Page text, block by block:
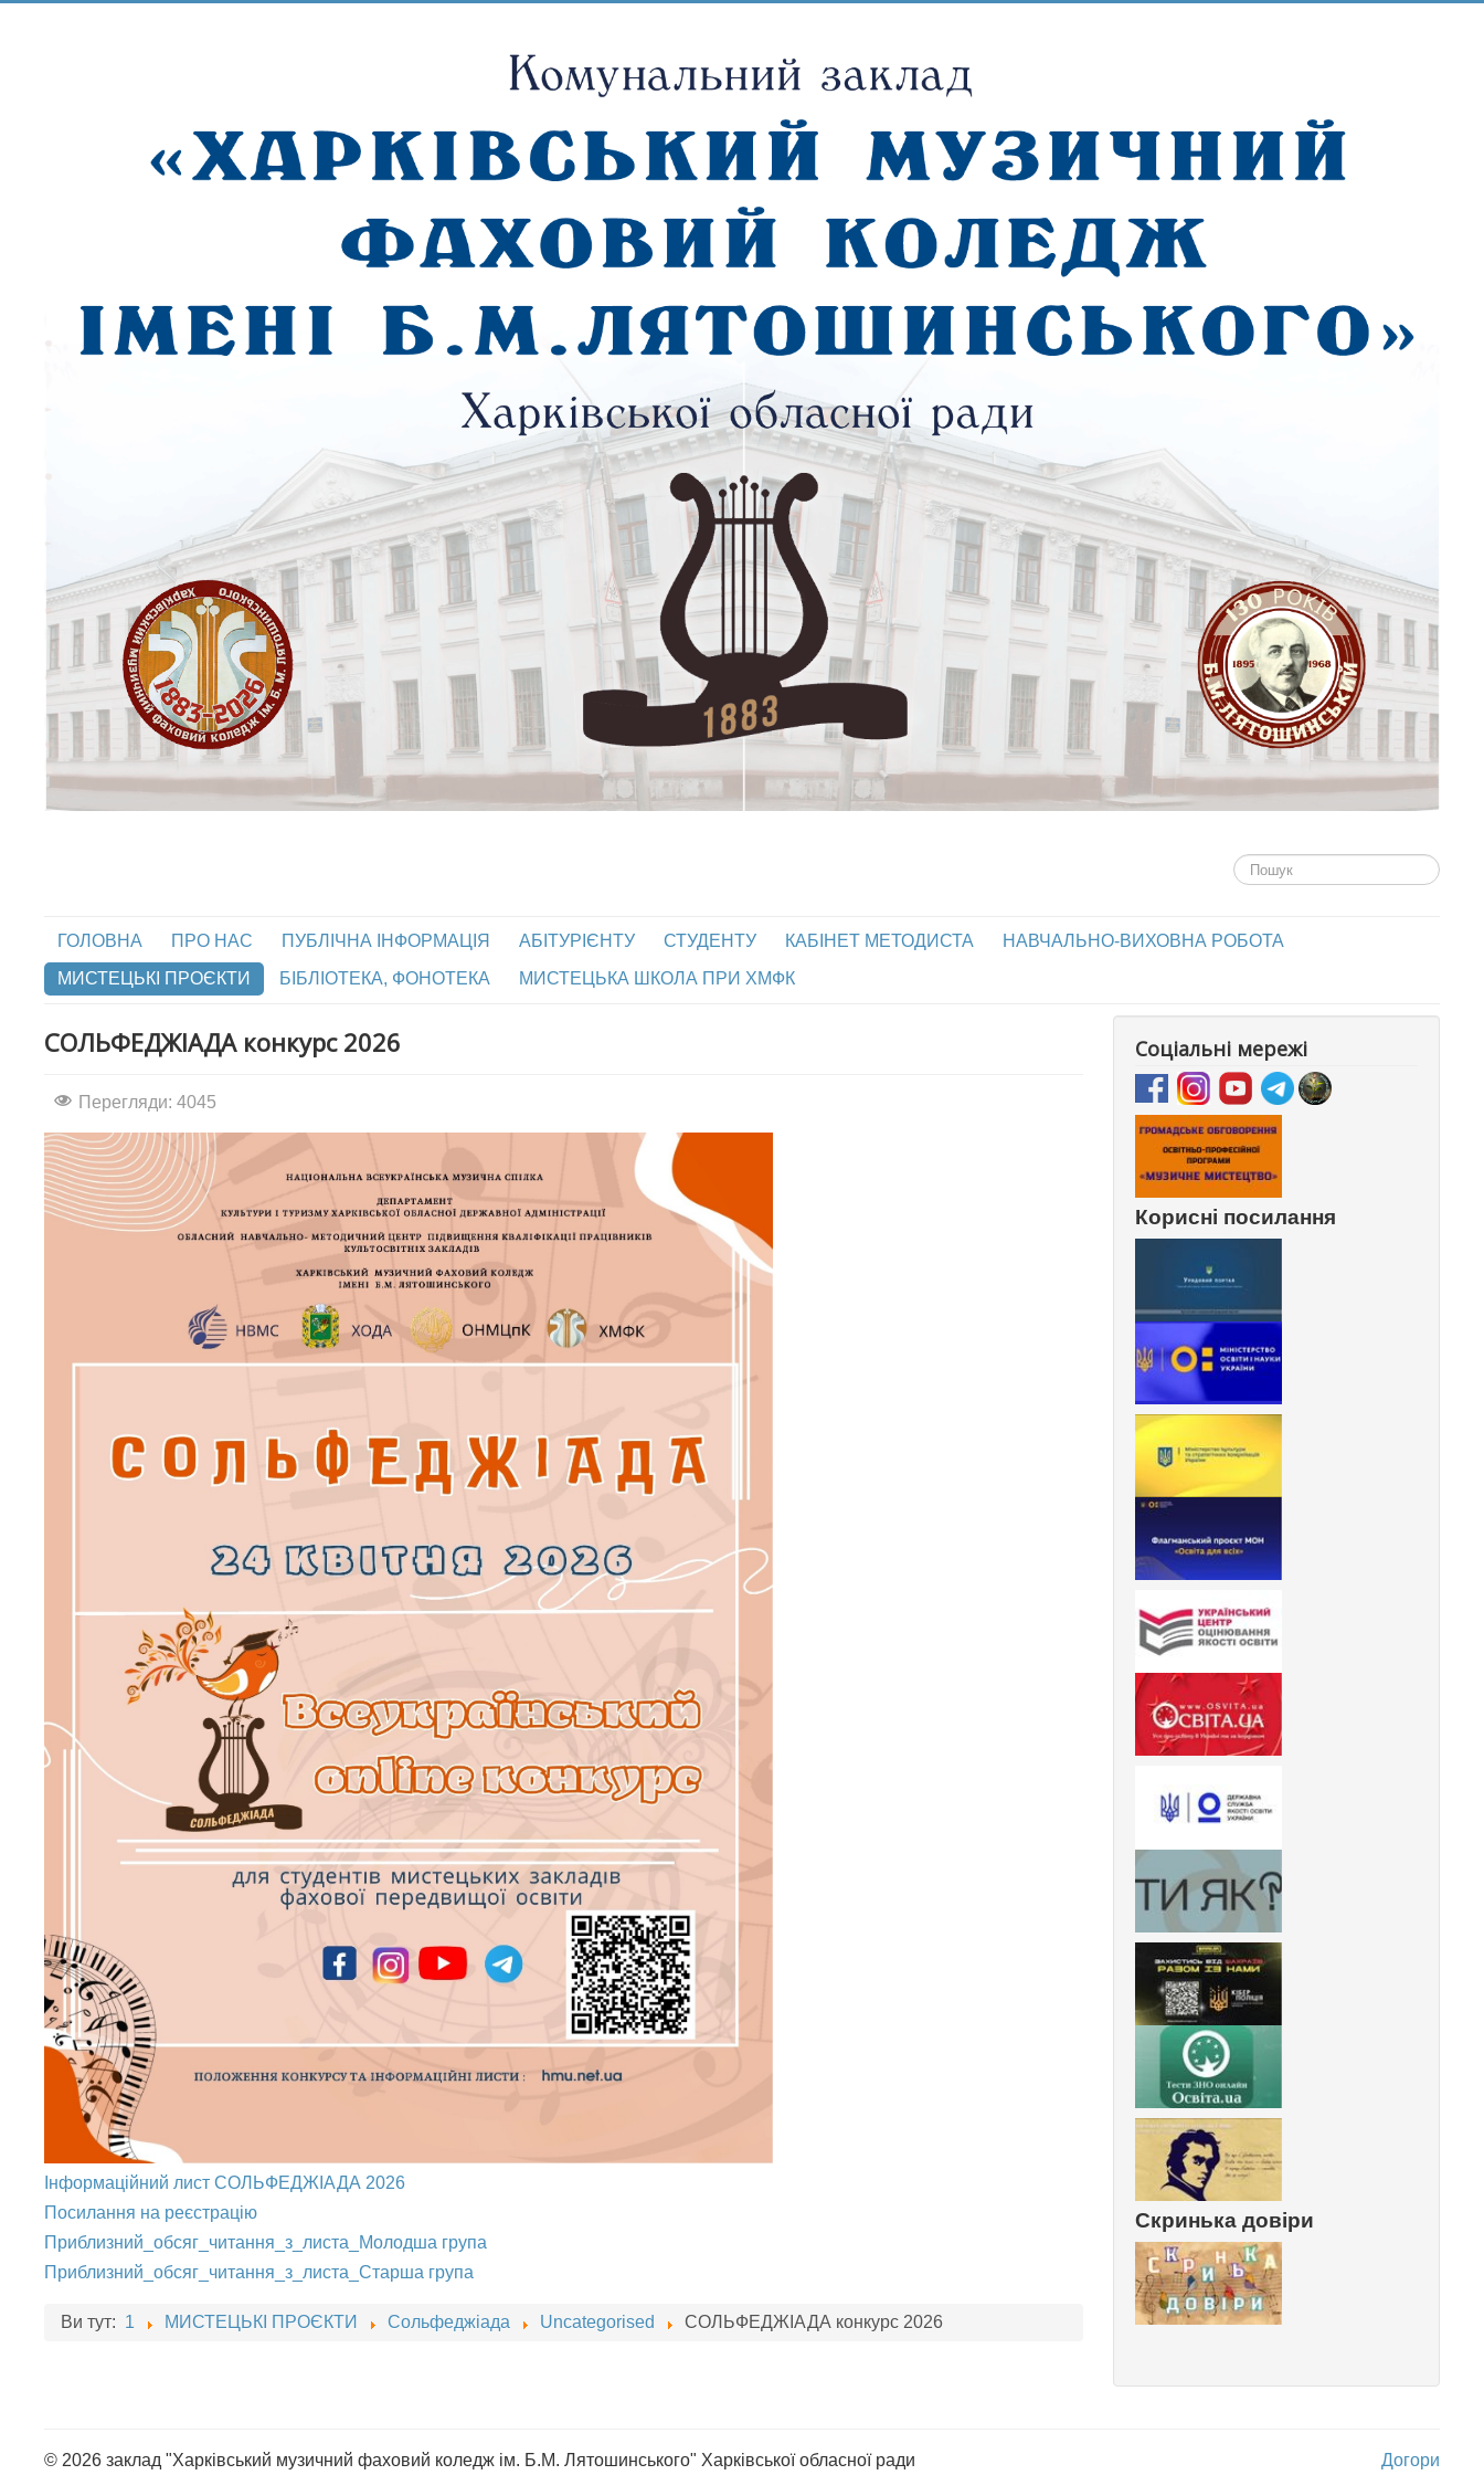
Пошук...
ГОЛОВНА ПРО НАС ПУБЛІЧНА ІНФОРМАЦІЯ АБІТУРІЄНТУ СТУДЕНТУ КАБІНЕТ МЕТОДИСТА
НАВЧАЛЬНО-ВИХОВНА РОБОТА
МИСТЕЦЬКІ ПРОЄКТИ
БІБЛІОТЕКА, ФОНОТЕКА МИСТЕЦЬКА ШКОЛА ПРИ ХМФК
СОЛЬФЕДЖІАДА конкурс 2026
Перегляди: 4045
Інформаційний лист СОЛЬФЕДЖІАДА 2026
Посилання на реєстрацію
Приблизний_обсяг_читання_з_листа_Молодша група
Приблизний_обсяг_читання_з_листа_Старша група
Ви тут: 1 МИСТЕЦЬКІ ПРОЄКТИ Сольфеджіада Uncategorised СОЛЬФЕДЖІАДА конкурс 2026
Соціальні мережі
Корисні посилання
Скринька довіри
Догори
© 2026 заклад "Харківський музичний фаховий коледж ім. Б.М. Лятошинського" Харківської обласної ради